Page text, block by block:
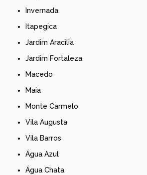
Invernada
Itapegica
Jardim Aracília
Jardim Fortaleza
Macedo
Maia
Monte Carmelo
Vila Augusta
Vila Barros
Água Azul
Água Chata